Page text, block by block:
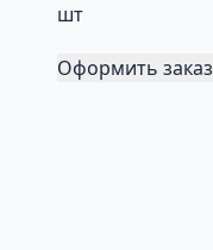
шт
Оформить заказ